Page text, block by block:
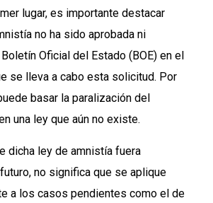
lugar, es importante destacar
no ha sido aprobada ni
Oficial del Estado (BOE) en el
se lleva a cabo esta solicitud. Por
basar la paralización del
una ley que aún no existe.
dicha ley de amnistía fuera
no significa que se aplique
a los casos pendientes como el de